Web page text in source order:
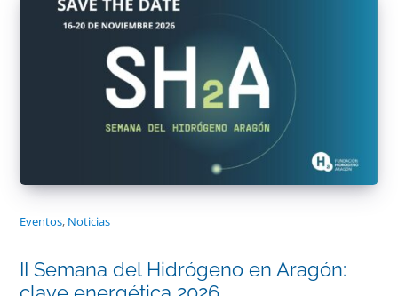
Eventos, Noticias
II Semana del Hidrógeno en Aragón: